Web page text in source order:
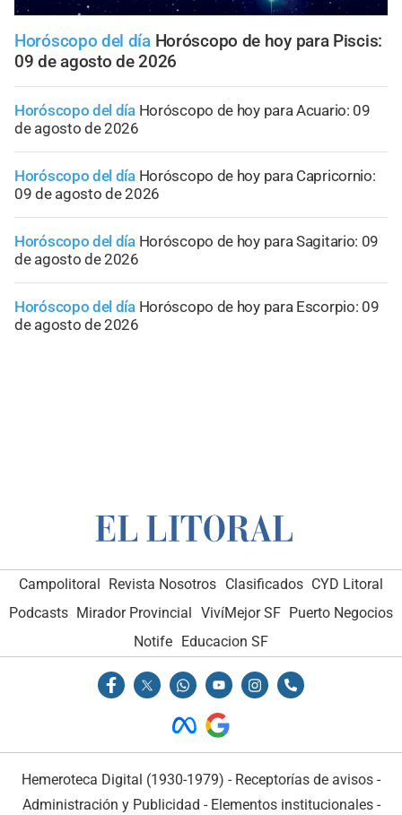
Horóscopo del día Horóscopo de hoy para Piscis:
09 de agosto de 2026
Horóscopo del día Horóscopo de hoy para Acuario: 09
de agosto de 2026
Horóscopo del día Horóscopo de hoy para Capricornio:
09 de agosto de 2026
Horóscopo del día Horóscopo de hoy para Sagitario: 09
de agosto de 2026
Horóscopo del día Horóscopo de hoy para Escorpio: 09
de agosto de 2026
Campolitoral Revista Nosotros Clasificados CYD Litoral
Podcasts Mirador Provincial VivíMejor SF Puerto Negocios
Notife Educacion SF
Hemeroteca Digital (1930-1979) - Receptorías de avisos -
Administración y Publicidad - Elementos institucionales-